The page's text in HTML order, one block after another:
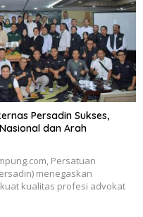
Persadin Sukses,
dan Arah
Persatuan
menegaskan
kualitas profesi advokat